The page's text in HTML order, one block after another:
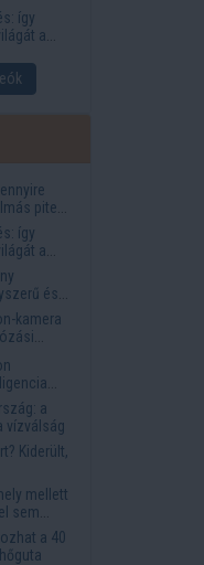
így
a
pite
így
a
a
és
kamera
a
vízválság
Kiderült,
mellett
sem
a 40